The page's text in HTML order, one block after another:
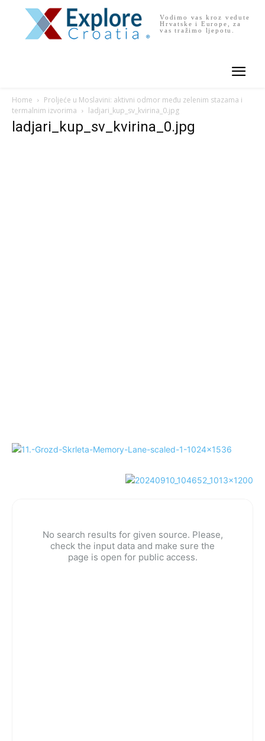
Vodimo vas kroz vedute
Hrvatske i Europe, za
vas tražimo ljepotu.
Home
Proljeće u Moslavini: aktivni odmor među zelenim stazama i
termalnim izvorima
ladjari_kup_sv_kvirina_0.jpg
ladjari_kup_sv_kvirina_0.jpg
No search results for given source. Please,
check the input data and make sure the
page is open for public access.